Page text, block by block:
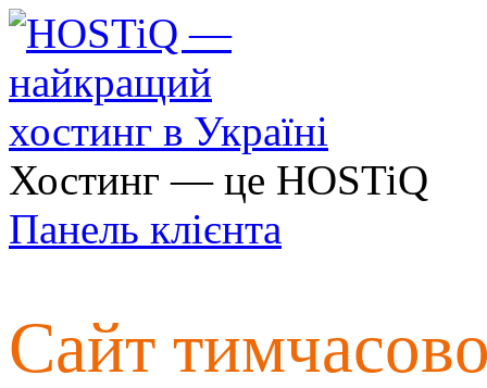
Хостинг — це HOSTiQ
Панель клієнта
Сайт